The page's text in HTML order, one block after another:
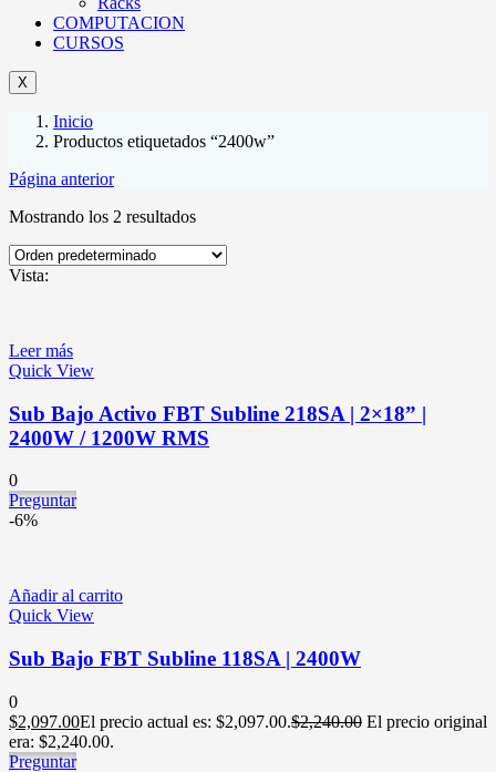
COMPUTACION
CURSOS
X
Inicio
Productos etiquetados “2400w”
Página anterior
Mostrando los 2 resultados
Vista:
Leer más
Quick View
Sub Bajo Activo FBT Subline 218SA | 2×18” |
2400W / 1200W RMS
0
Preguntar
-6%
Añadir al carrito
Quick View
Sub Bajo FBT Subline 118SA | 2400W
0
$2,097.00El precio actual es: $2,097.00.$2,240.00 El precio original
era: $2,240.00.
Preguntar